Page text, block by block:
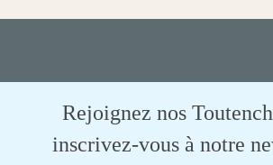
Rejoignez nos
inscrivez-vous à notre